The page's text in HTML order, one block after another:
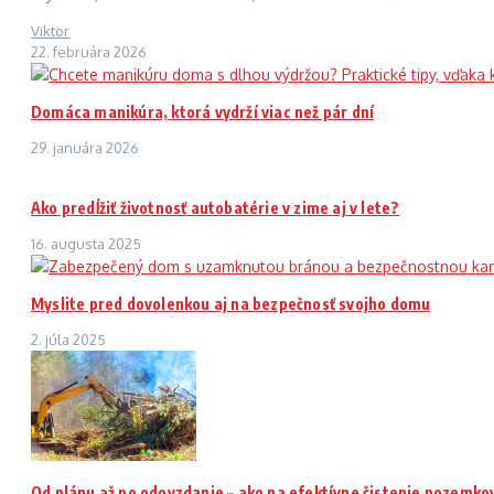
Viktor
22. februára 2026
Domáca manikúra, ktorá vydrží viac než pár dní
29. januára 2026
Ako predĺžiť životnosť autobatérie v zime aj v lete?
16. augusta 2025
Myslite pred dovolenkou aj na bezpečnosť svojho domu
2. júla 2025